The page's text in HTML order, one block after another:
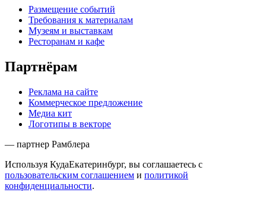
Размещение событий
Требования к материалам
Музеям и выставкам
Ресторанам и кафе
Партнёрам
Реклама на сайте
Коммерческое предложение
Медиа кит
Логотипы в векторе
— партнер Рамблера
Используя КудаЕкатеринбург, вы соглашаетесь с
пользовательским соглашением и политикой
конфиденциальности.